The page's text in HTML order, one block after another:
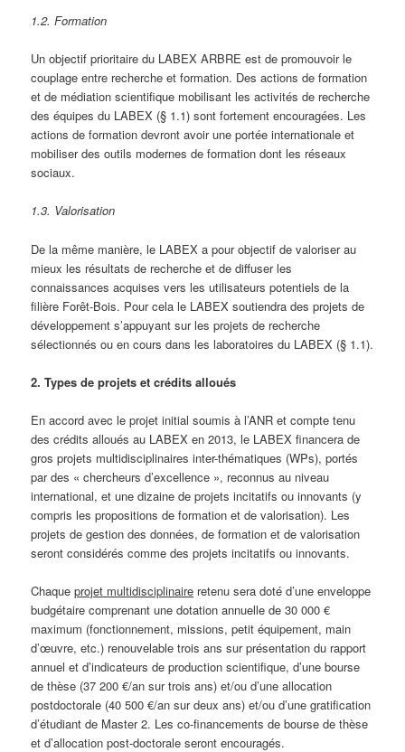
1.2. Formation
Un objectif prioritaire du LABEX ARBRE est de promouvoir le
couplage entre recherche et formation. Des actions de formation
et de médiation scientifique mobilisant les activités de recherche
des équipes du LABEX (§ 1.1) sont fortement encouragées. Les
actions de formation devront avoir une portée internationale et
mobiliser des outils modernes de formation dont les réseaux
sociaux.
1.3. Valorisation
De la même manière, le LABEX a pour objectif de valoriser au
mieux les résultats de recherche et de diffuser les
connaissances acquises vers les utilisateurs potentiels de la
filière Forêt-Bois. Pour cela le LABEX soutiendra des projets de
développement s’appuyant sur les projets de recherche
sélectionnés ou en cours dans les laboratoires du LABEX (§ 1.1).
2. Types de projets et crédits alloués
En accord avec le projet initial soumis à l’ANR et compte tenu
des crédits alloués au LABEX en 2013, le LABEX financera de
gros projets multidisciplinaires inter-thématiques (WPs), portés
par des « chercheurs d’excellence », reconnus au niveau
international, et une dizaine de projets incitatifs ou innovants (y
compris les propositions de formation et de valorisation). Les
projets de gestion des données, de formation et de valorisation
seront considérés comme des projets incitatifs ou innovants.
Chaqueprojet multidisciplinaire retenu sera doté d’une enveloppe
budgétaire comprenant une dotation annuelle de 30 000 €
maximum (fonctionnement, missions, petit équipement, main
d’œuvre, etc.) renouvelable trois ans sur présentation du rapport
annuel et d’indicateurs de production scientifique, d’une bourse
de thèse (37 200 €/an sur trois ans) et/ou d’une allocation
postdoctorale (40 500 €/an sur deux ans) et/ou d’une gratification
d’étudiant de Master 2. Les co-financements de bourse de thèse
et d’allocation post-doctorale seront encouragés.